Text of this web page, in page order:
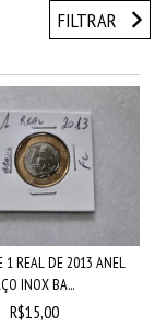
FILTRAR
1 REAL DE 2013 ANEL
INOX BA...
R$15,00